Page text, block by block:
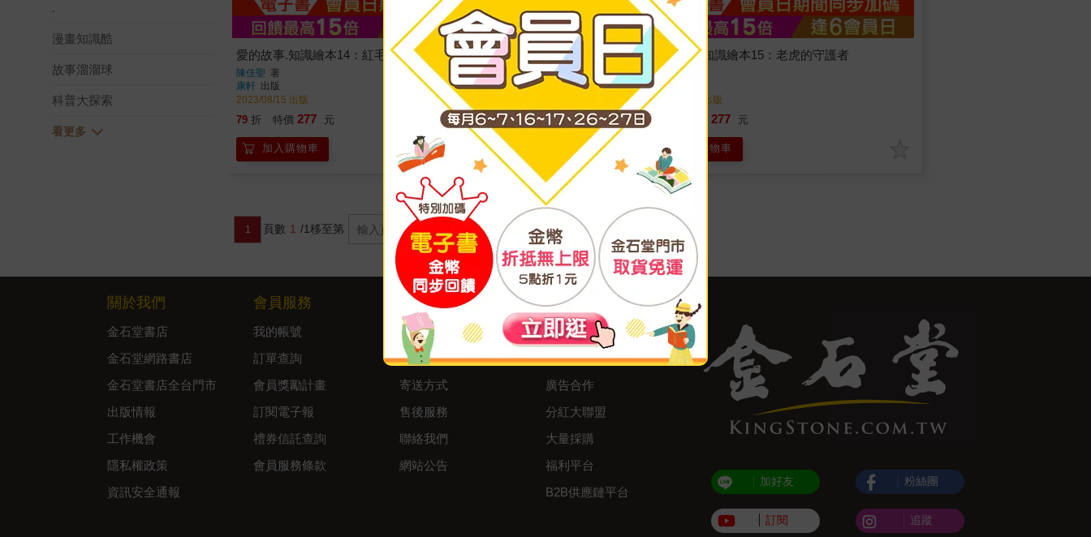
.
漫畫知識酷
故事溜溜球
科普大探索
愛的故事.知識繪本14：紅毛猩猩去上學
陳佳聖 著
康軒 出版
2023/08/15 出版
79 折 特價 277 元
加入購物車
愛的故事.知識繪本15：老虎的守護者
陳佳聖著
康軒出版
2023/08/15 出版
79 277 元
加入購物車
1 頁數 1 /1移至第
關於我們
金石堂書店
金石堂網路書店
金石堂書店全台門市
出版情報
工作機會
隱私權政策
資訊安全通報
會員服務
我的帳號
訂單查詢
會員獎勵計畫
訂閱電子報
禮券信託查詢
會員服務條款
客服中心
購物說明
付款方式
寄送方式
售後服務
聯絡我們
網站公告
合作與服務
異業合作
我要成為供應商
廣告合作
分紅大聯盟
大量採購
福利平台
B2B供應鏈平台
加好友
訂閱
粉絲團
追蹤